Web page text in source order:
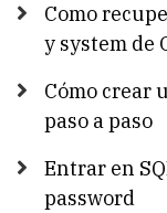
Como
y system de
Cómo crear
paso a paso
Entrar en
password